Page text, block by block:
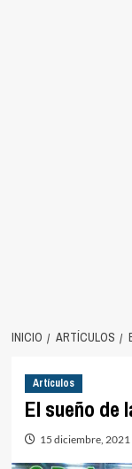
INICIO ARTÍCULOS
Artículos
El sueño de
15 diciembre, 2021